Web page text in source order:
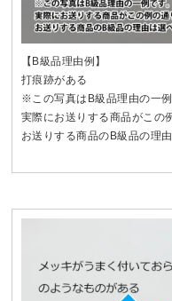
【B級品理由例】
打痕跡がある
※この写真はB級品理由の一例
実際にお送りする商品がこの
お送りする商品のB級品の理